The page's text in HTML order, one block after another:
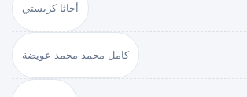
أجاثا كريستي
كامل محمد محمد عويضة